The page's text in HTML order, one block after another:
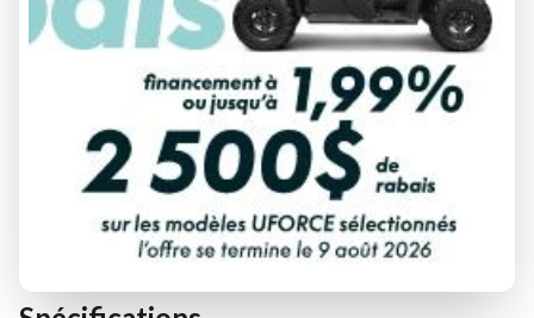
DEMANDE DE FINANCEMENT
ÉVALUATION DE VOTRE ÉCHANGE